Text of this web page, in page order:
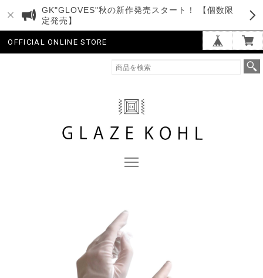
GK"GLOVES"秋の新作発売スタート！ 【個数限
定発売】
OFFICIAL ONLINE STORE